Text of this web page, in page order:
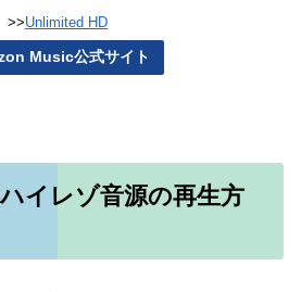
>>Unlimited HD
Music公式サイト
イレゾ音源の再生方